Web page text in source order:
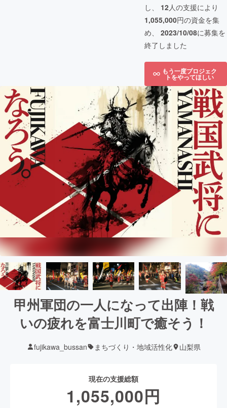
し、 12人の支援により
1,055,000円の資金を集
め、 2023/10/08に募集を
終了しました
もう一度プロジェク
トをやってほしい
甲州軍団の一人になって出陣！戦
いの疲れを富士川町で癒そう！
fujikawa_bussan まちづくり・地域活性化 山梨県
現在の支援総額
1,055,000円